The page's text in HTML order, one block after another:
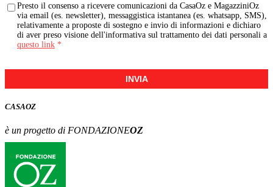
Presto il consenso a ricevere comunicazioni da CasaOz e MagazziniOz
via email (es. newsletter), messaggistica istantanea (es. whatsapp, SMS),
relativamente a proposte di sostegno e invio di informazioni e dichiaro
di aver preso visione dell'informativa sul trattamento dei dati personali a
questo link *
INVIA
CASAOZ
è un progetto di FONDAZIONEOZ